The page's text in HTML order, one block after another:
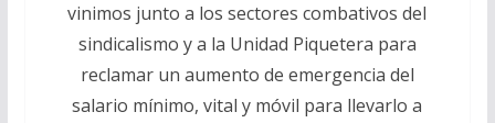
vinimos junto a los sectores combativos del
sindicalismo y a la Unidad Piquetera para
reclamar un aumento de emergencia del
salario mínimo, vital y móvil para llevarlo a